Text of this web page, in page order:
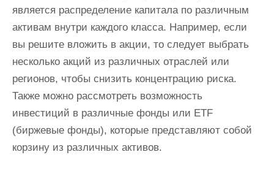
является распределение капитала по различным
активам внутри каждого класса. Например, если
вы решите вложить в акции, то следует выбрать
несколько акций из различных отраслей или
регионов, чтобы снизить концентрацию риска.
Также можно рассмотреть возможность
инвестиций в различные фонды или ETF
(биржевые фонды), которые представляют собой
корзину из различных активов.